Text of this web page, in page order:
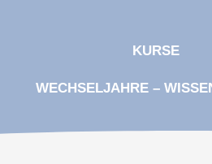
KURSE
WECHSELJAHRE –